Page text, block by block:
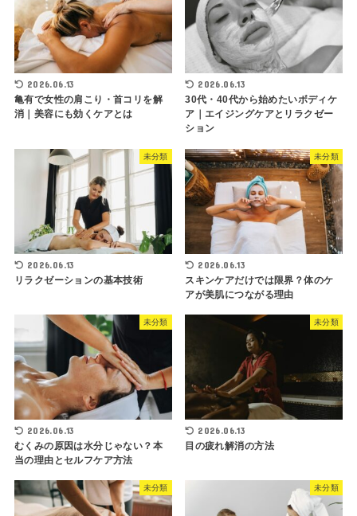
2026.06.13
亀有で女性の肩こり・首コリを解
消｜美容にも効くケアとは
2026.06.13
30代・40代から始めたいボディケ
ア｜エイジングケアとリラクゼー
ション
未分類
2026.06.13
リラクゼーションの基本技術
未分類
2026.06.13
スキンケアだけでは限界？体のケ
アが美肌につながる理由
未分類
2026.06.13
むくみの原因は水分じゃない？本
当の理由とセルフケア方法
未分類
2026.06.13
目の疲れ解消の方法
未分類 未分類